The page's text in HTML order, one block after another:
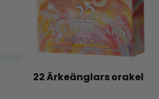
22 Ärkeänglars orakel